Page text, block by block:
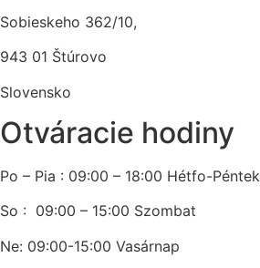
Sobieskeho 362/10,
943 01 Štúrovo
Slovensko
Otváracie hodiny
Po – Pia : 09:00 – 18:00 Hétfo-Péntek
So : 09:00 – 15:00 Szombat
Ne: 09:00-15:00 Vasárnap